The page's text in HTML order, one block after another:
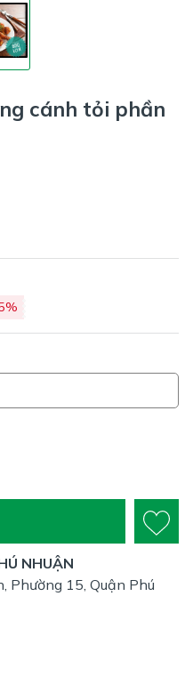
cánh tỏi phần
NHUẬN
Phường 15, Quận Phú